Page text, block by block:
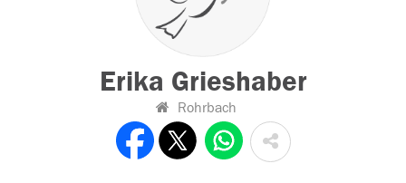
Erika Grieshaber
Rohrbach